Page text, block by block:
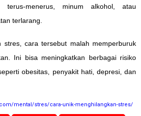
menerus, minum alkohol, atau
terlarang.
stres, cara tersebut malah memperburuk
Ini bisa meningkatkan berbagai risiko
obesitas, penyakit hati, depresi, dan
mental/stres/cara-unik-menghilangkan-stres/